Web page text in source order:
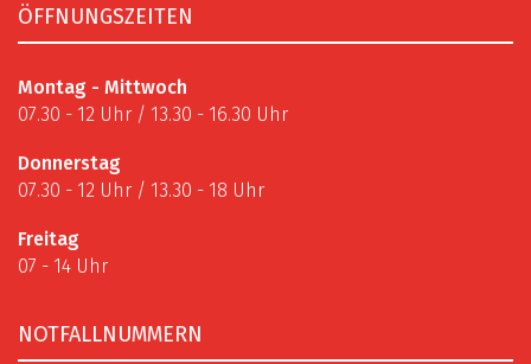
ÖFFNUNGSZEITEN
Montag - Mittwoch
07.30 - 12 Uhr / 13.30 - 16.30 Uhr
Donnerstag
07.30 - 12 Uhr / 13.30 - 18 Uhr
Freitag
07 - 14 Uhr
NOTFALLNUMMERN